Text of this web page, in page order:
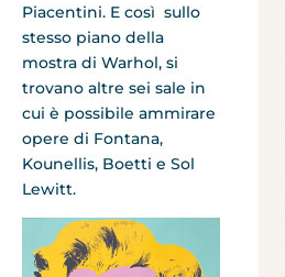
Piacentini. E così sullo
stesso piano della
mostra di Warhol, si
trovano altre sei sale in
cui è possibile ammirare
opere di Fontana,
Kounellis, Boetti e Sol
Lewitt.